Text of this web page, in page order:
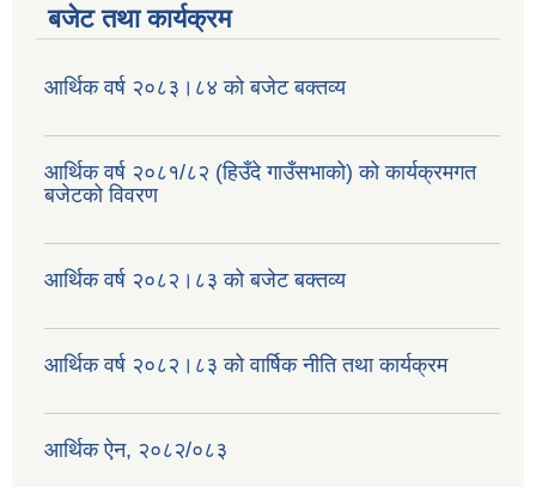
बजेट तथा कार्यक्रम
आर्थिक वर्ष २०८३।८४ को बजेट बक्तव्य
आर्थिक वर्ष २०८१/८२ (हिउँदे गाउँसभाको) को कार्यक्रमगत
बजेटको विवरण
आर्थिक वर्ष २०८२।८३ को बजेट बक्तव्य
आर्थिक वर्ष २०८२।८३ को वार्षिक नीति तथा कार्यक्रम
आर्थिक ऐन, २०८२/०८३